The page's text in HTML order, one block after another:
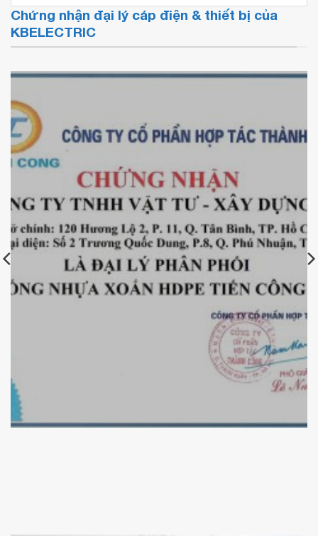
Chứng nhận đại lý cáp điện & thiết bị của
KBELECTRIC
xoắn Tiến Công –